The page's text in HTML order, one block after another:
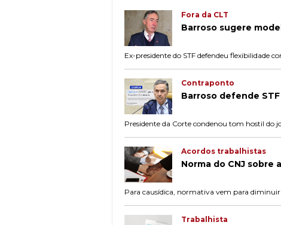
Fora da CLT
Barroso sugere
Ex-presidente do STF defendeu flexibilidade
Contraponto
Barroso defende
Presidente da Corte condenou tom hostil do
Acordos trabalhistas
Norma do CNJ
Para causídica, normativa vem para
Trabalhista